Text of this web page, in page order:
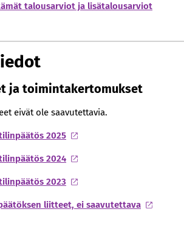
talousarviot ja lisätalousarviot
ja toimintakertomukset
eivät ole saavutettavia.
2025
2024
2023
liitteet, ei saavutettava